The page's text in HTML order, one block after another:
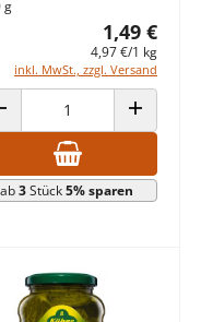
g
1,49 €
4,97 €/1 kg
inkl. MwSt., zzgl. Versand
VERRINGERN ANZAHL
ab3Stück5% sparen